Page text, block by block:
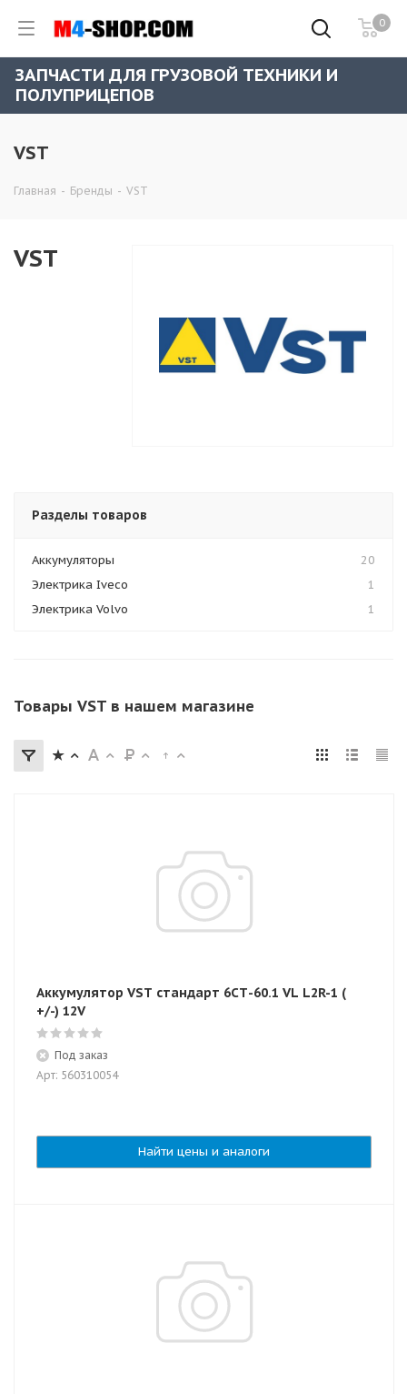
0
ЗАПЧАСТИ ДЛЯ ГРУЗОВОЙ ТЕХНИКИ И
ПОЛУПРИЦЕПОВ
VST
Главная - Бренды - VST
VST
Разделы товаров
Аккумуляторы
20
Электрика Iveco
1
Электрика Volvo
1
Товары VST в нашем магазине
Аккумулятор VST стандарт 6СТ-60.1 VL L2R-1 (
+/-) 12V
Под заказ
Арт: 560310054
Найти цены и аналоги